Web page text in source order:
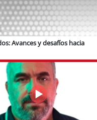
Avances y desafíos hacia